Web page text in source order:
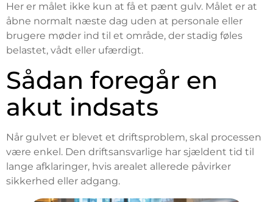
Her er målet ikke kun at få et pænt gulv. Målet er at
åbne normalt næste dag uden at personale eller
brugere møder ind til et område, der stadig føles
belastet, vådt eller ufærdigt.
Sådan foregår en
akut indsats
Når gulvet er blevet et driftsproblem, skal processen
være enkel. Den driftsansvarlige har sjældent tid til
lange afklaringer, hvis arealet allerede påvirker
sikkerhed eller adgang.